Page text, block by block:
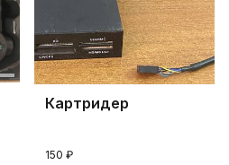
Картридер
150 ₽